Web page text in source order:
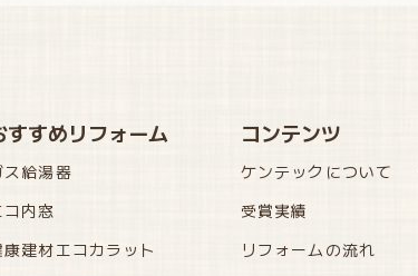
すすめリフォーム
ス給湯器
コ内窓
康建材エコカラット
コンテンツ
ケンテックについて
受賞実績
リフォームの流れ